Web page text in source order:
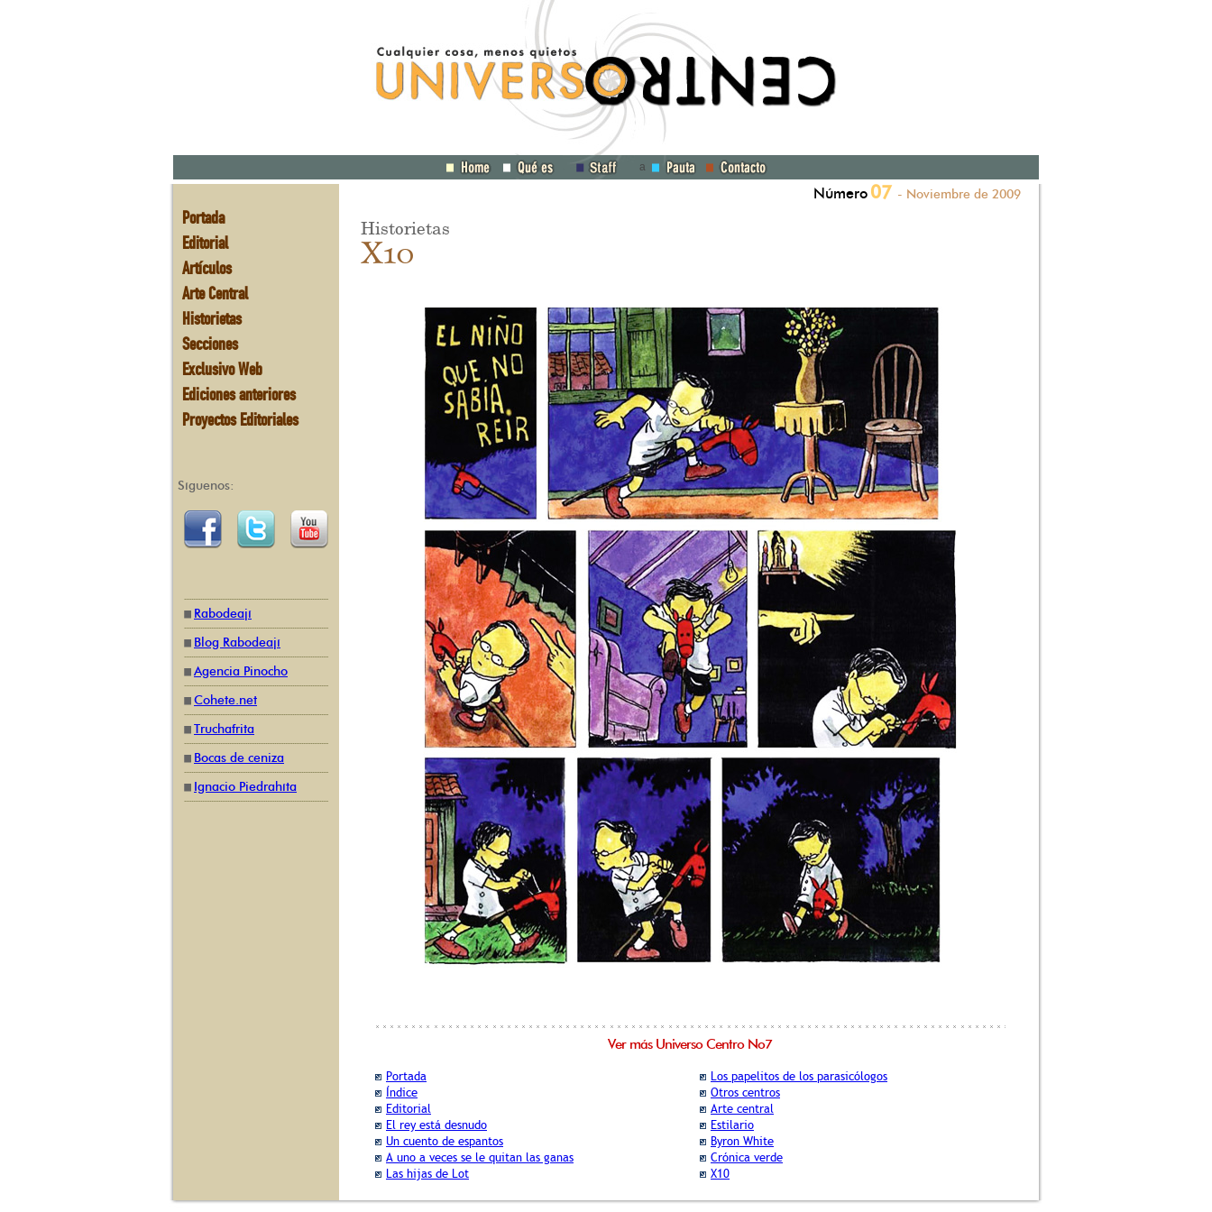
a
Portada
Editorial
Artículos
Arte Central
Historietas
Secciones
Exclusivo Web
Ediciones anteriores
Proyectos Editoriales
Síguenos:
Rabodeají
Blog Rabodeají
Agencia Pinocho
Cohete.net
Truchafrita
Bocas de ceniza
Ignacio Piedrahíta
Número 07 - Noviembre de 2009
Historietas
X10
Ver más Universo Centro No7
Portada
Índice
Editorial
El rey está desnudo
Un cuento de espantos
A uno a veces se le quitan las ganas
Las hijas de Lot
Los papelitos de los parasicólogos
Otros centros
Arte central
Estilario
Byron White
Crónica verde
X10